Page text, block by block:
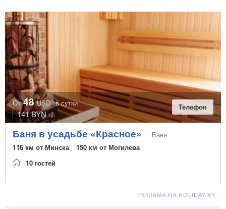
От 48USD в сутки
141 BYN
Телефон
Баня в усадьбе «Красное»
Баня
116 км от Минска
150 км от Могилева
10 гостей
РЕКЛАМА НА HOLIDAY.BY